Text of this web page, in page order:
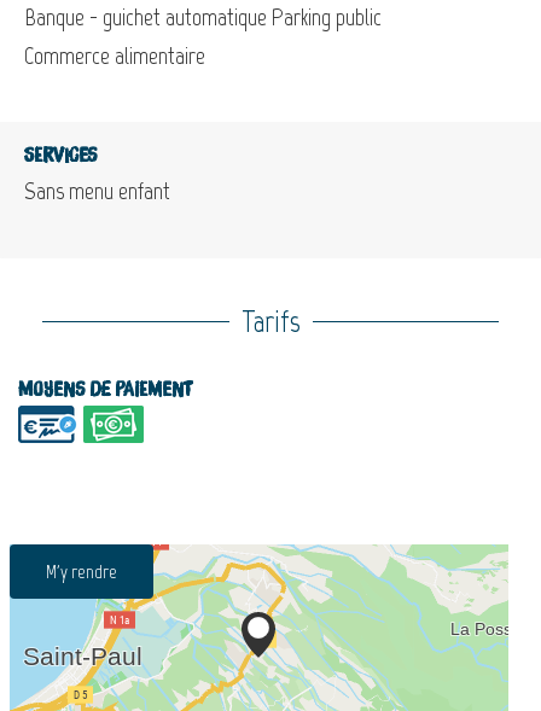
Banque - guichet automatique
Commerce alimentaire
Parking public
Services
Sans menu enfant
Tarifs
Moyens de paiement
M'y rendre